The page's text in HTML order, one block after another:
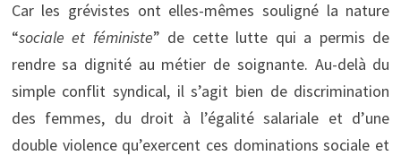
Car les grévistes ont elles-mêmes souligné la nature
“sociale et féministe” de cette lutte qui a permis de
rendre sa dignité au métier de soignante. Au-delà du
simple conflit syndical, il s’agit bien de discrimination
des femmes, du droit à l’égalité salariale et d’une
double violence qu’exercent ces dominations sociale et